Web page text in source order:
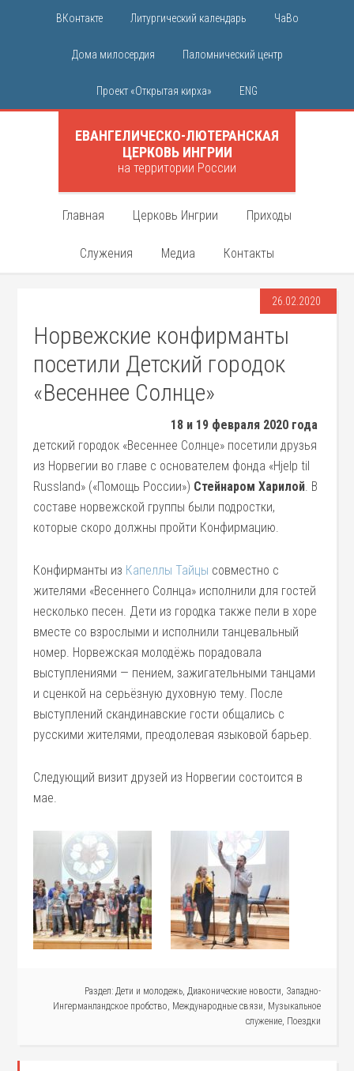
ВКонтакте Литургический календарь ЧаВо
Дома милосердия Паломнический центр
Проект «Открытая кирха» ENG
ЕВАНГЕЛИЧЕСКО-ЛЮТЕРАНСКАЯ
ЦЕРКОВЬ ИНГРИИ
на территории России
Главная Церковь Ингрии Приходы
Служения Медиа Контакты
26.02.2020
Норвежские конфирманты
посетили Детский городок
«Весеннее Солнце»
18 и 19 февраля 2020 года
детский городок «Весеннее Солнце» посетили друзья
из Норвегии во главе с основателем фонда «Hjelp til
Russland» («Помощь России») Стейнаром Харилой. В
составе норвежской группы были подростки,
которые скоро должны пройти Конфирмацию.
Конфирманты из Капеллы Тайцы совместно с
жителями «Весеннего Солнца» исполнили для гостей
несколько песен. Дети из городка также пели в хоре
вместе со взрослыми и исполнили танцевальный
номер. Норвежская молодёжь порадовала
выступлениями — пением, зажигательными танцами
и сценкой на серьёзную духовную тему. После
выступлений скандинавские гости общались с
русскими жителями, преодолевая языковой барьер.
Следующий визит друзей из Норвегии состоится в
мае.
Раздел: Дети и молодежь, Диаконические новости, Западно-
Ингерманландское пробство, Международные связи, Музыкальное
служение, Поездки